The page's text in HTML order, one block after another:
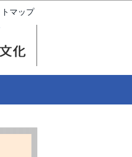
マップ